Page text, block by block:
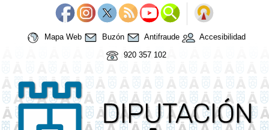
Mapa Web Buzón Antifraude
Accesibilidad
920 357 102